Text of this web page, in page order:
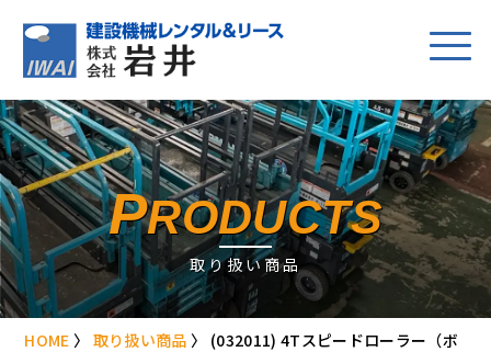
PRODUCTS
取り扱い商品
HOME 〉 取り扱い商品 〉 (032011) 4Tスピードローラー（ボ